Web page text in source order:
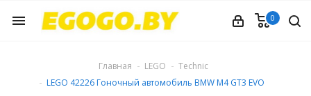
menu 0
Главная LEGO
Technic
LEGO 42226 Гоночный автомобиль BMW M4 GT3 EVO